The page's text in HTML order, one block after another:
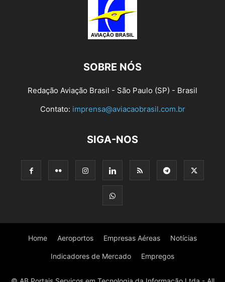
SOBRE NÓS
Redação Aviação Brasil - São Paulo (SP) - Brasil
Contato: imprensa@aviacaobrasil.com.br
SIGA-NOS
Home Aeroportos Empresas Aéreas Notícias
Indicadores de Mercado Empregos